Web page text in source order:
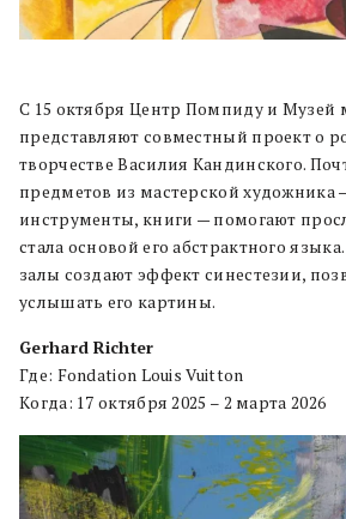
С 15 октября Центр Помпиду и Музей
представляют совместный проект о
творчестве Василия Кандинского.
предметов из мастерской художника
инструменты, книги — помогают
стала основой его абстрактного
залы создают эффект синестезии,
услышать его картины.
Gerhard Richter
Где: Fondation Louis Vuitton
Когда: 17 октября 2025 – 2 марта 2026